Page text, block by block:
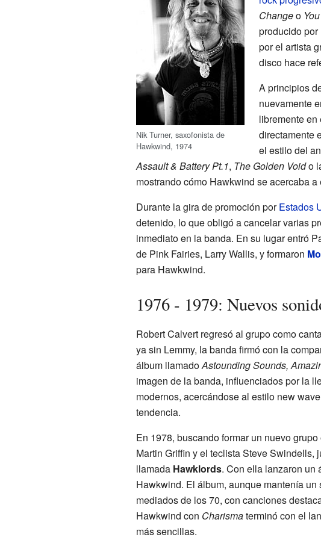
Nik Turner, saxofonista de
Hawkwind, 1974
Changeo
producido
por el artista
disco hace
A principios
nuevamente
libremente en
directamente
el estilo del
Assault & Battery Pt.1, The Golden Voido
mostrando cómo Hawkwind se acercaba
Durante la gira de promoción porEstados
detenido, lo que obligó a cancelar varias
inmediato en la banda. En su lugar entró
de Pink Fairies, Larry Wallis, y formaron
para Hawkwind.
1976 - 1979: Nuevos
Robert Calvert regresó al grupo como
ya sin Lemmy, la banda firmó con la
álbum llamadoAstounding Sounds,
imagen de la banda, influenciados por la
modernos, acercándose al estilo new
tendencia.
En 1978, buscando formar un nuevo
Martin Griffin y el teclista Steve
llamada Hawklords. Con ella lanzaron un
Hawkwind. El álbum, aunque mantenía
mediados de los 70, con canciones
Hawkwind con Charismaterminó con el
más sencillas.